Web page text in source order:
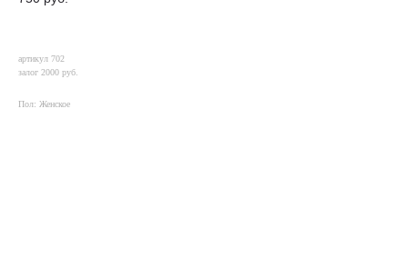
артикул 702
залог 2000 руб.
Пол: Женское